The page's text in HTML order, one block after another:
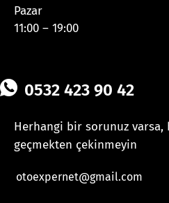
Pazar
11:00 – 19:00
0532 423 90 42
Herhangi bir sorunuz
geçmekten çekinmeyin
otoexpernet@gmail.com